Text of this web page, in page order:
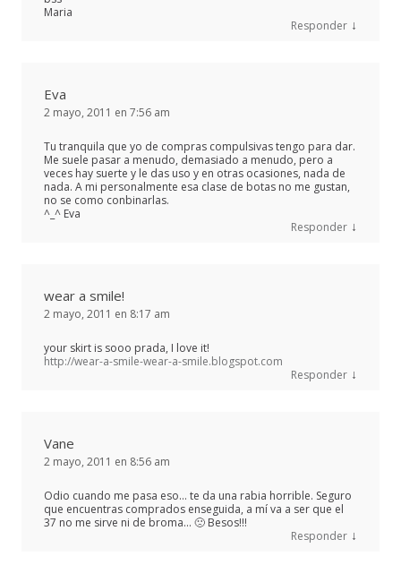
Maria
Responder ↓
Eva
2 mayo, 2011 en 7:56 am
Tu tranquila que yo de compras compulsivas tengo para dar.
Me suele pasar a menudo, demasiado a menudo, pero a
veces hay suerte y le das uso y en otras ocasiones, nada de
nada. A mi personalmente esa clase de botas no me gustan,
no se como conbinarlas.
^_^ Eva
Responder ↓
wear a smile!
2 mayo, 2011 en 8:17 am
your skirt is sooo prada, I love it!
http://wear-a-smile-wear-a-smile.blogspot.com
Responder ↓
Vane
2 mayo, 2011 en 8:56 am
Odio cuando me pasa eso… te da una rabia horrible. Seguro
que encuentras comprados enseguida, a mí va a ser que el
37 no me sirve ni de broma… 🙁 Besos!!!
Responder ↓